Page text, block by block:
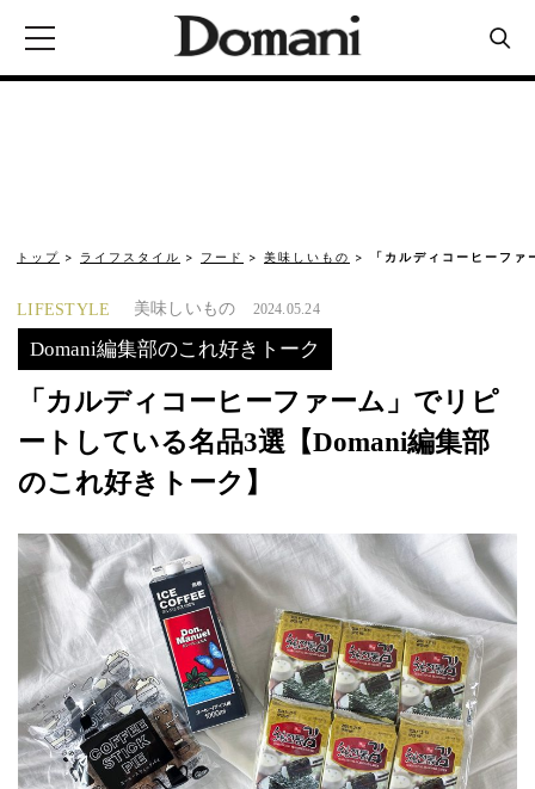
トップ ライフスタイル フード 美味しいもの 「カルディコーヒーフ
LIFESTYLE 美味しいもの 2024.05.24
Domani編集部のこれ好きトーク
「カルディコーヒーファーム」でリピ
ートしている名品3選【Domani編集部
のこれ好きトーク】